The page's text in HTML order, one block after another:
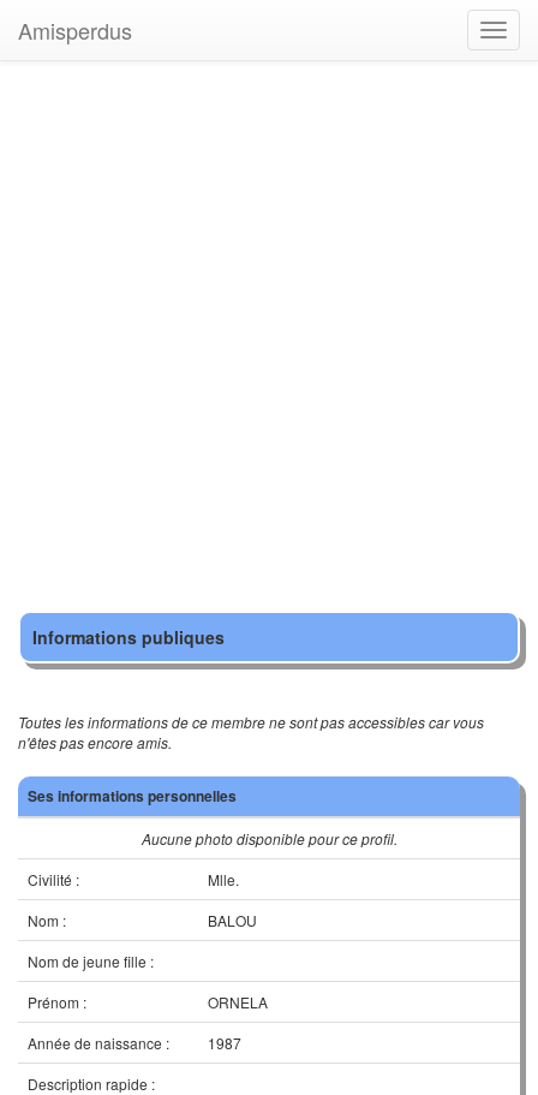
Amisperdus
Informations publiques
Toutes les informations de ce membre ne sont pas accessibles car vous
n'êtes pas encore amis.
Ses informations personnelles
Aucune photo disponible pour ce profil.
Civilité :
Mlle.
Nom :
BALOU
Nom de jeune fille :
Prénom :
ORNELA
Année de naissance :
1987
Description rapide :